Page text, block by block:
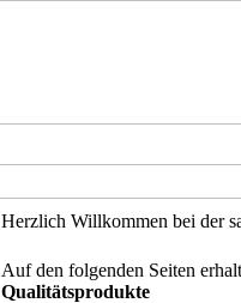
Herzlich Willkommen bei der
Auf den folgenden Seiten
Qualitätsprodukte